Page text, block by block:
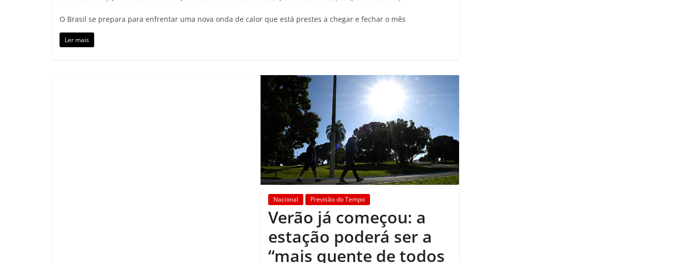
O Brasil se prepara para enfrentar uma nova onda de calor que está prestes a chegar e fechar o mês
Ler mais
Nacional Previsão do Tempo
Verão já começou: a
estação poderá ser a
“mais quente de todos